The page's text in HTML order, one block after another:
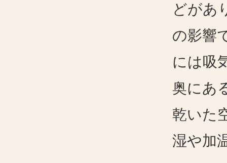
どがあ
の影響
には吸
奥にあ
乾いた
湿や加